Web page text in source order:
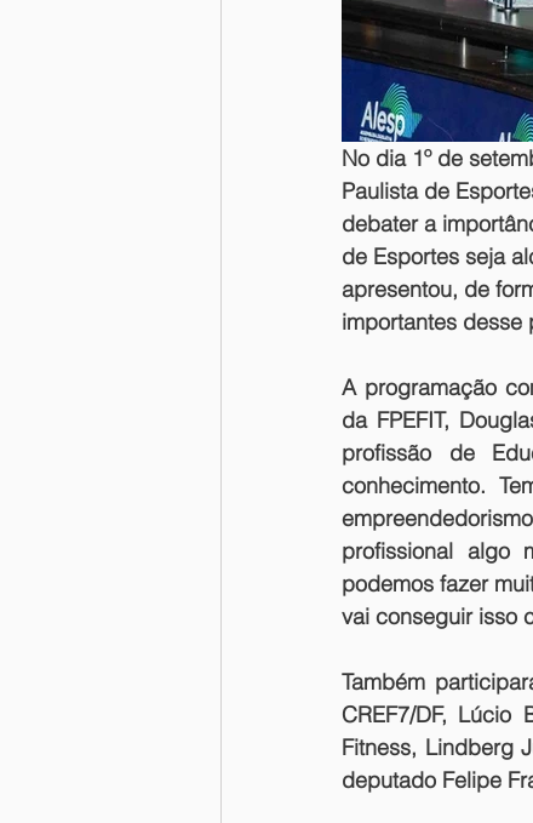
No dia 1º de
Paulista de
debater a
de Esportes seja
apresentou, de
importantes desse
A programação
da FPEFIT,
profissão de
conhecimento.
profissional algo
podemos fazer
vai conseguir isso
Também
CREF7/DF, Lúcio
Fitness, Lindberg
deputado Felipe